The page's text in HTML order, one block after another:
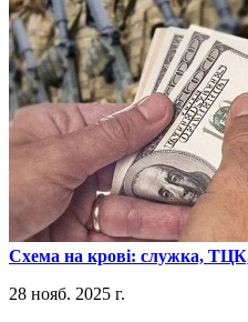
​Схема на крові: служка,
28 нояб. 2025 г.